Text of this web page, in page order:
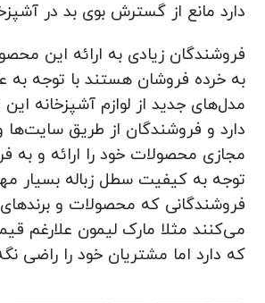
دارد مانع از گسترش بوی بد در
فروشندگان زیادی به ارائه این
به خرده فروشان هستند با توجه به
مدل‌های جدید از لوازم آشپزخانه این
دارد و فروشندگان از طریق سایت‌ها
مجازی محصولات خود را ارائه و به
توجه به کیفیت سطل زباله بسیار
فروشندگانی که محصولات و برندهای
می‌کنند مثلا مارک لیمون علارغم
که دارد اما مشتریان خود را راضی